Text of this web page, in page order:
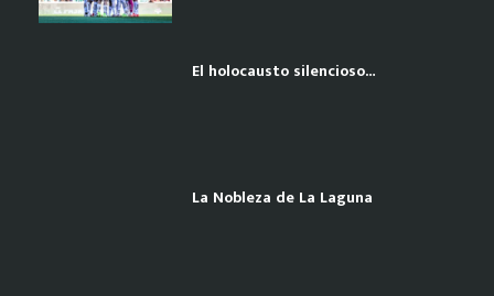
El holocausto silencioso…
La Nobleza de La Laguna